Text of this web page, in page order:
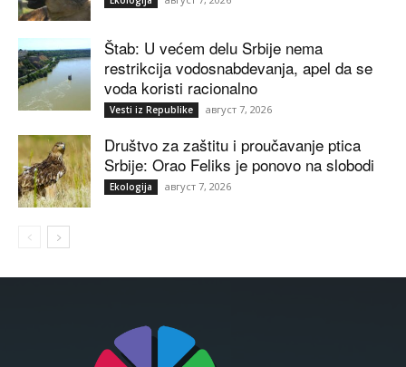
Štab: U većem delu Srbije nema
restrikcija vodosnabdevanja, apel da se
voda koristi racionalno
Vesti iz Republike август 7, 2026
Društvo za zaštitu i proučavanje ptica
Srbije: Orao Feliks je ponovo na slobodi
Ekologija август 7, 2026